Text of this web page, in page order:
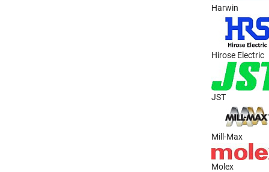
Harwin
Hirose Electric
JST
Mill-Max
Molex